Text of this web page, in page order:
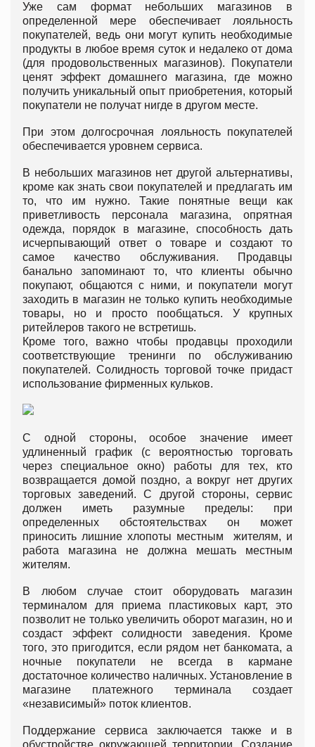
Уже сам формат небольших магазинов в
определенной мере обеспечивает лояльность
покупателей, ведь они могут купить необходимые
продукты в любое время суток и недалеко от дома
(для продовольственных магазинов). Покупатели
ценят эффект домашнего магазина, где можно
получить уникальный опыт приобретения, который
покупатели не получат нигде в другом месте.
При этом долгосрочная лояльность покупателей
обеспечивается уровнем сервиса.
В небольших магазинов нет другой альтернативы,
кроме как знать свои покупателей и предлагать им
то, что им нужно. Такие понятные вещи как
приветливость персонала магазина, опрятная
одежда, порядок в магазине, способность дать
исчерпывающий ответ о товаре и создают то
самое качество обслуживания. Продавцы
банально запоминают то, что клиенты обычно
покупают, общаются с ними, и покупатели могут
заходить в магазин не только купить необходимые
товары, но и просто пообщаться. У крупных
ритейлеров такого не встретишь.
Кроме того, важно чтобы продавцы проходили
соответствующие тренинги по обслуживанию
покупателей. Солидность торговой точке придаст
использование фирменных кульков.
С одной стороны, особое значение имеет
удлиненный график (с вероятностью торговать
через специальное окно) работы для тех, кто
возвращается домой поздно, а вокруг нет других
торговых заведений. С другой стороны, сервис
должен иметь разумные пределы: при
определенных обстоятельствах он может
приносить лишние хлопоты местным жителям, и
работа магазина не должна мешать местным
жителям.
В любом случае стоит оборудовать магазин
терминалом для приема пластиковых карт, это
позволит не только увеличить оборот магазин, но и
создаст эффект солидности заведения. Кроме
того, это пригодится, если рядом нет банкомата, а
ночные покупатели не всегда в кармане
достаточное количество наличных. Установление в
магазине платежного терминала создает
«независимый» поток клиентов.
Поддержание сервиса заключается также и в